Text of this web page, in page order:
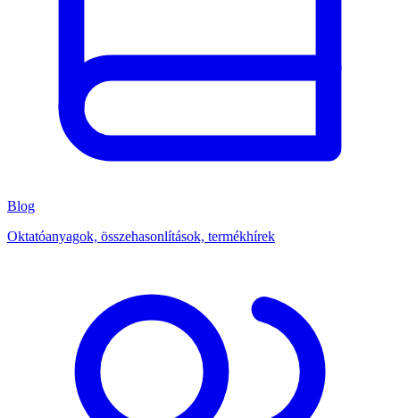
Blog
Oktatóanyagok, összehasonlítások, termékhírek